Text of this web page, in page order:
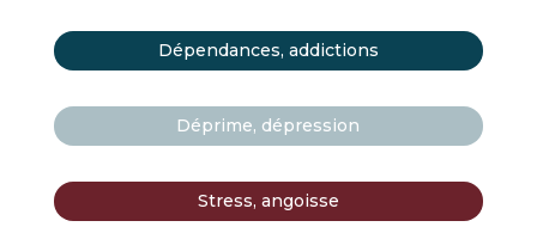
Dépendances, addictions
Déprime, dépression
Stress, angoisse